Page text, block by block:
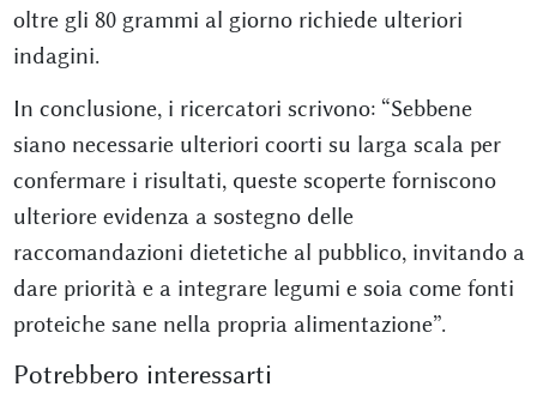
oltre gli 80 grammi al giorno richiede ulteriori
indagini.
In conclusione, i ricercatori scrivono: “Sebbene
siano necessarie ulteriori coorti su larga scala per
confermare i risultati, queste scoperte forniscono
ulteriore evidenza a sostegno delle
raccomandazioni dietetiche al pubblico, invitando a
dare priorità e a integrare legumi e soia come fonti
proteiche sane nella propria alimentazione”.
Potrebbero interessarti